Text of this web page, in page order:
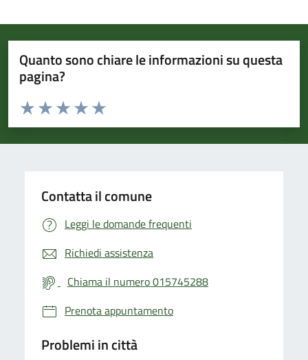
Quanto sono chiare le informazioni su questa
pagina?
Valuta da 1 a 5 stelle la pagina
Valuta 5 stelle su 5
Valuta 4 stelle su 5
Valuta 3 stelle su 5
Valuta 2 stelle su 5
Valuta 1 stelle su 5
Contatta il comune
Leggi le domande frequenti
Richiedi assistenza
Chiama il numero 015745288
Prenota appuntamento
Problemi in città